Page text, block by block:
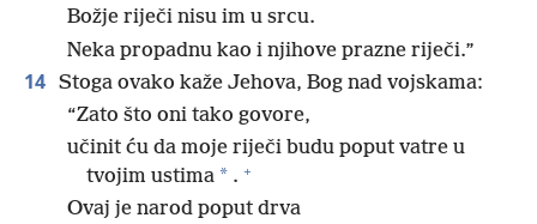
Božje riječi nisu im u srcu.
Neka propadnu kao i njihove prazne riječi.”
14 Stoga ovako kaže Jehova, Bog nad vojskama:
“Zato što oni tako govore,
učinit ću da moje riječi budu poput vatre u
tvojim ustima * . +
Ovaj je narod poput drva